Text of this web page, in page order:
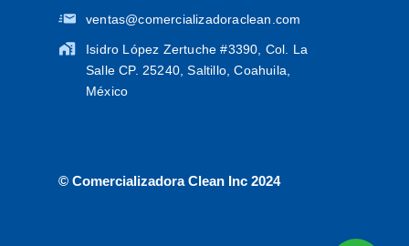
ventas@comercializadoraclean.com
Isidro López Zertuche #3390, Col. La
Salle CP. 25240, Saltillo, Coahuila,
México
© Comercializadora Clean Inc 2024